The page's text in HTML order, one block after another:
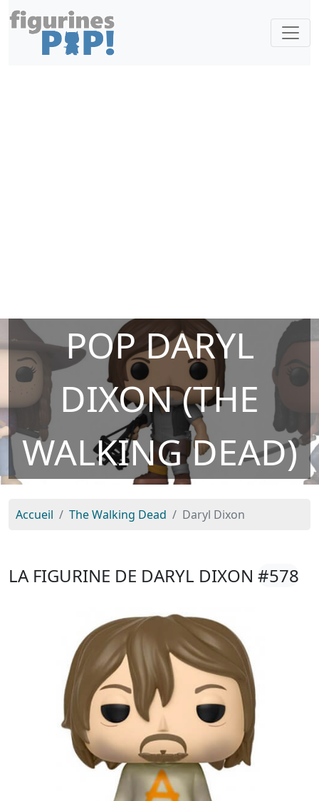
POP DARYL
DIXON (THE
WALKING DEAD)
Accueil The Walking Dead Daryl Dixon
LA FIGURINE DE DARYL DIXON #578